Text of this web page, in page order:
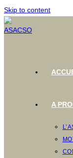
Skip to content
A